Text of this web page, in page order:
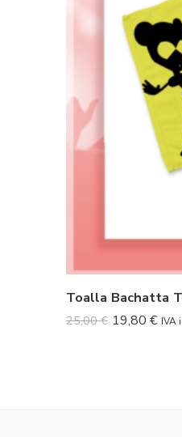
Toalla Bachatta
25,00€ 19,80 € IVA